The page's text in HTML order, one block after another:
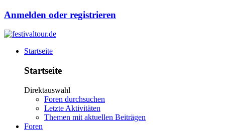
Anmelden oder registrieren
Startseite
Startseite
Direktauswahl
Foren durchsuchen
Letzte Aktivitäten
Themen mit aktuellen Beiträgen
Foren